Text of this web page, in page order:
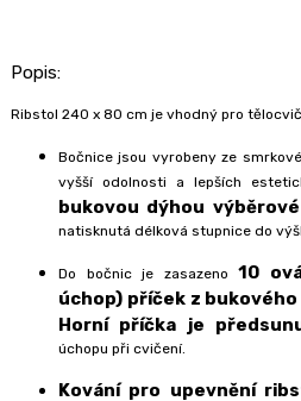
Popis:
Ribstol 240 x 80 cm je vhodný pro
Bočnice jsou vyrobeny ze
vyšší odolnosti a lepších
bukovou dýhou
natisknutá délková stupnice do
Do bočnic je zasazeno10
úchop) příček z
Horní příčka je
úchopu při cvičení.
Kování pro upevnění